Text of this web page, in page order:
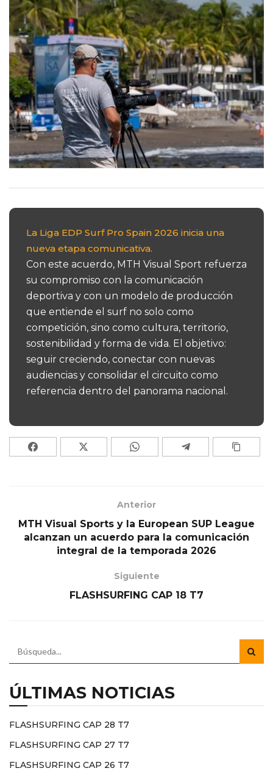
La Liga EDP Surf Pro Spain 2026 inicia una
nueva etapa comunicativa.
Con este acuerdo, MTH Visual Sport refuerza
su compromiso con la comunicación
deportiva y con un modelo de producción
que entiende el surf no solo como
competición, sino como cultura, territorio,
sostenibilidad y forma de vida. El objetivo:
seguir creciendo, conectar con nuevas
audiencias y consolidar el circuito como
referencia dentro del panorama nacional.
Anterior
MTH Visual Sports y la European SUP League
alcanzan un acuerdo para la comunicación
integral de la temporada 2026
Siguiente
FLASHSURFING CAP 18 T7
ÚLTIMAS NOTICIAS
FLASHSURFING CAP 28 T7
FLASHSURFING CAP 27 T7
FLASHSURFING CAP 26 T7